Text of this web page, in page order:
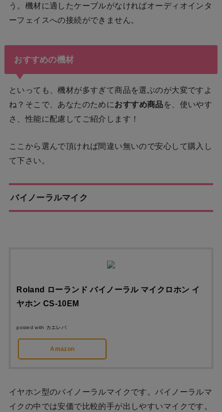
う。機材に適したケーブルがなければオーディオインタ
ーフェイスへの接続ができません。
おすすめの機材
といっても、機材が多すぎて商品を選ぶのが大変ですよ
ね？そこで、あなたのためにおすすめ商品を、使いやす
さ、性能に配慮してご紹介します！
ここから選んで頂ければ間違い無いので安心して購入し
て下さい。
バイノーラルマイク
Roland ローランド バイノーラル マイクロホン イ
ヤホン CS-10EM
posted with カエレバ
Amazon
イヤホン型のバイノーラルマイクです。バイノーラルマ
イクの中では安価で比較的手が出しやすいマイクです。